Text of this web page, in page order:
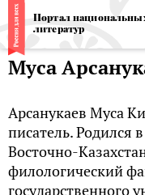
Портал
литератур
Муса
Арсанукаев Муса
писатель. Родился
Восточно-
филологический
государственного